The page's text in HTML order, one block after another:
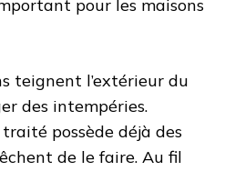
pour les maisons
teignent l’extérieur du
des intempéries.
possède déjà des
de le faire. Au fil